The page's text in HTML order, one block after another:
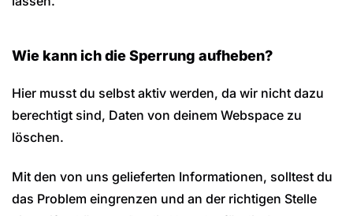
Wie kann ich die Sperrung aufheben?
Hier musst du selbst aktiv werden, da wir nicht dazu
berechtigt sind, Daten von deinem Webspace zu
löschen.
Mit den von uns gelieferten Informationen, solltest du
das Problem eingrenzen und an der richtigen Stelle